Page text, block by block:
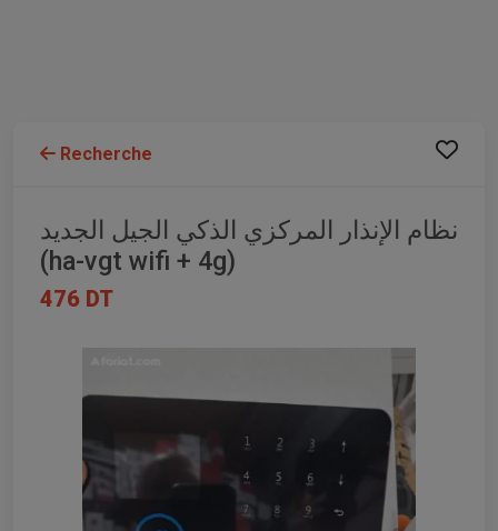
Recherche
نظام الإنذار المركزي الذكي الجيل الجديد
(ha-vgt wifi + 4g)
476 DT